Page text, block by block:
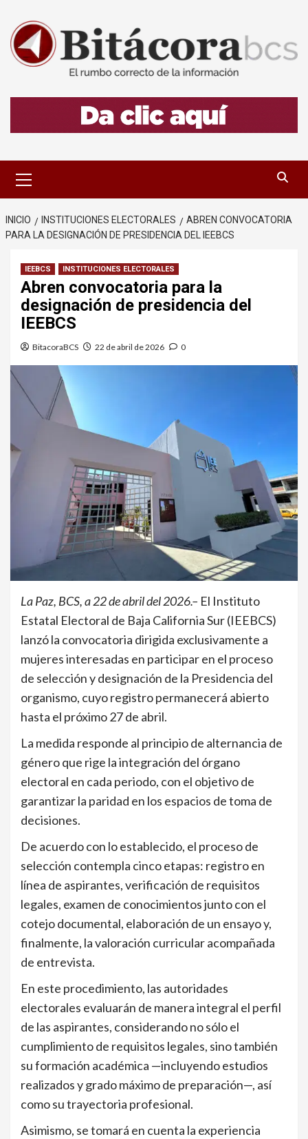
contenido
primario
INICIO INSTITUCIONES ELECTORALES
ABREN CONVOCATORIA
PARA LA DESIGNACIÓN DE PRESIDENCIA DEL IEEBCS
IEEBCS INSTITUCIONES ELECTORALES
Abren convocatoria para la
designación de presidencia del
IEEBCS
BitacoraBCS 22 de abril de 2026 0
La Paz, BCS, a 22 de abril del 2026.– El Instituto
Estatal Electoral de Baja California Sur (IEEBCS)
lanzó la convocatoria dirigida exclusivamente a
mujeres interesadas en participar en el proceso
de selección y designación de la Presidencia del
organismo, cuyo registro permanecerá abierto
hasta el próximo 27 de abril.
La medida responde al principio de alternancia de
género que rige la integración del órgano
electoral en cada periodo, con el objetivo de
garantizar la paridad en los espacios de toma de
decisiones.
De acuerdo con lo establecido, el proceso de
selección contempla cinco etapas: registro en
línea de aspirantes, verificación de requisitos
legales, examen de conocimientos junto con el
cotejo documental, elaboración de un ensayo y,
finalmente, la valoración curricular acompañada
de entrevista.
En este procedimiento, las autoridades
electorales evaluarán de manera integral el perfil
de las aspirantes, considerando no sólo el
cumplimiento de requisitos legales, sino también
su formación académica —incluyendo estudios
realizados y grado máximo de preparación—, así
como su trayectoria profesional.
Asimismo, se tomará en cuenta la experiencia